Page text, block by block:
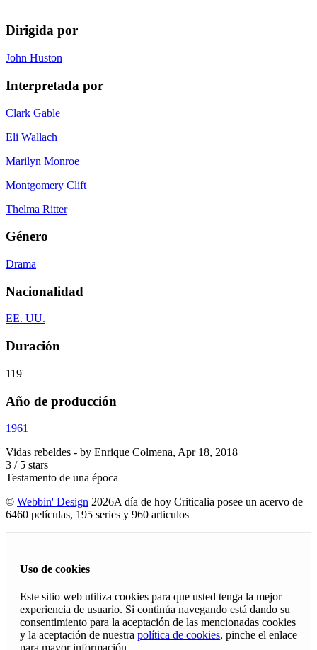
Dirigida por
John Huston
Interpretada por
Clark Gable
Eli Wallach
Marilyn Monroe
Montgomery Clift
Thelma Ritter
Género
Drama
Nacionalidad
EE. UU.
Duración
119'
Año de producción
1961
Vidas rebeldes - by Enrique Colmena, Apr 18, 2018
3 / 5 stars
Testamento de una época
© Webbin' Design 2026A día de hoy Criticalia posee un acervo de
6460 películas, 195 series y 960 articulos
Uso de cookies
Este sitio web utiliza cookies para que usted tenga la mejor
experiencia de usuario. Si continúa navegando está dando su
consentimiento para la aceptación de las mencionadas cookies
y la aceptación de nuestra política de cookies, pinche el enlace
para mayor información.